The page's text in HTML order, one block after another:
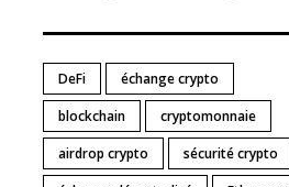
DeFi
échange crypto
blockchain
cryptomonnaie
airdrop crypto
sécurité crypto